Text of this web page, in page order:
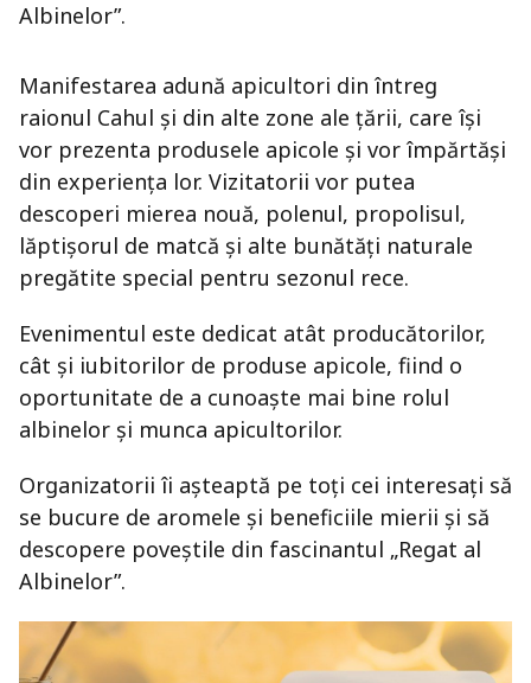
Albinelor”.
Manifestarea adună apicultori din întreg
raionul Cahul și din alte zone ale țării, care își
vor prezenta produsele apicole și vor împărtăși
din experiența lor. Vizitatorii vor putea
descoperi mierea nouă, polenul, propolisul,
lăptișorul de matcă și alte bunătăți naturale
pregătite special pentru sezonul rece.
Evenimentul este dedicat atât producătorilor,
cât și iubitorilor de produse apicole, fiind o
oportunitate de a cunoaște mai bine rolul
albinelor și munca apicultorilor.
Organizatorii îi așteaptă pe toți cei interesați să
se bucure de aromele și beneficiile mierii și să
descopere poveștile din fascinantul „Regat al
Albinelor”.